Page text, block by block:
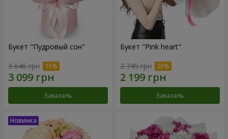
Букет "Пудровый сон"
3 646 грн
Заказать
Букет "Pink heart"
2 749 грн
Заказать